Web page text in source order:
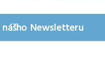
Newsletteru